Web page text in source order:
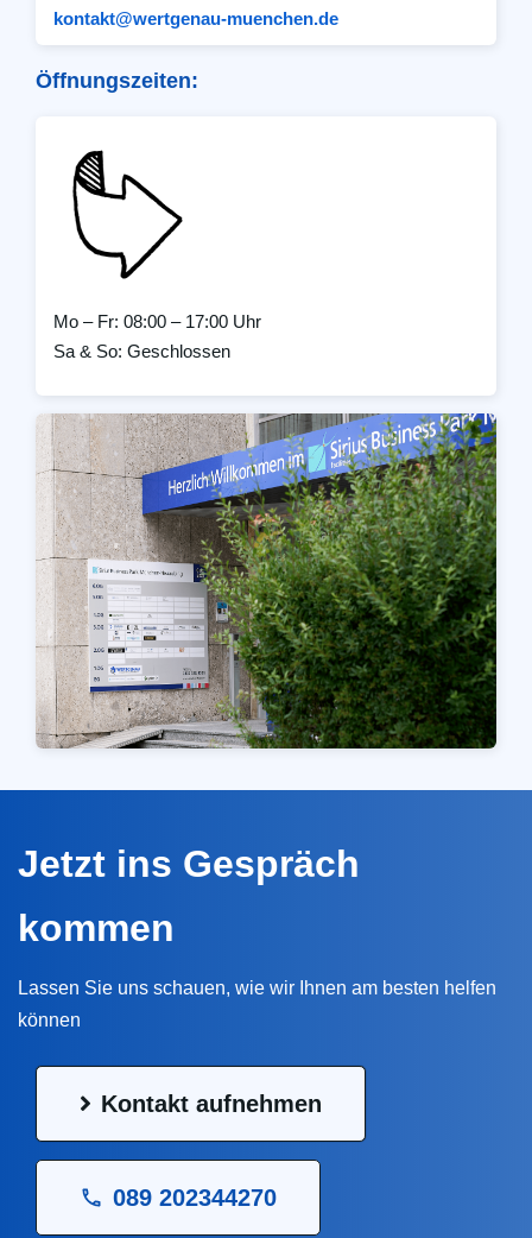
kontakt@wertgenau-muenchen.de
Öffnungszeiten:
Mo – Fr: 08:00 – 17:00 Uhr
Sa & So: Geschlossen
Jetzt ins Gespräch
kommen
Lassen Sie uns schauen, wie wir Ihnen am besten helfen
können
Kontakt aufnehmen
089 202344270